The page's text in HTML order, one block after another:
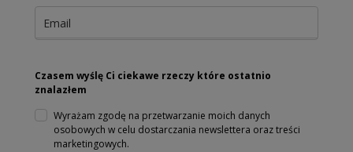
Czasem wyślę Ci ciekawe rzeczy które ostatnio
znalazłem
Wyrażam zgodę na przetwarzanie moich danych
osobowych w celu dostarczania newslettera oraz treści
marketingowych.